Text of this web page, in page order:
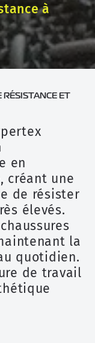
à
RÉSISTANCE ET
en
créant une
de résister
élevés.
la
quotidien.
de travail